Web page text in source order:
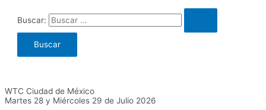
Buscar:
WTC Ciudad de México
Martes 28 y Miércoles 29 de Julio 2026